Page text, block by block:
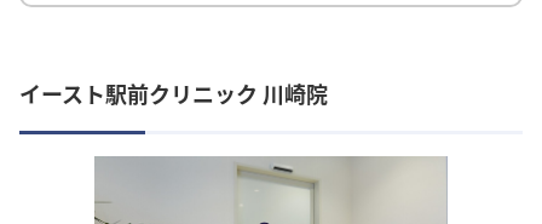
イースト駅前クリニック 川崎院